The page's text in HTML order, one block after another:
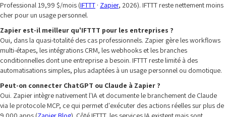
Professional 19,99 $/mois (IFTTT · Zapier, 2026). IFTTT reste nettement moins
cher pour un usage personnel.
Zapier est-il meilleur qu'IFTTT pour les entreprises ?
Oui, dans la quasi-totalité des cas professionnels. Zapier gère les workflows
multi-étapes, les intégrations CRM, les webhooks et les branches
conditionnelles dont une entreprise a besoin. IFTTT reste limité à des
automatisations simples, plus adaptées à un usage personnel ou domotique.
Peut-on connecter ChatGPT ou Claude à Zapier ?
Oui. Zapier intègre nativement l'IA et documente le branchement de Claude
via le protocole MCP, ce qui permet d'exécuter des actions réelles sur plus de